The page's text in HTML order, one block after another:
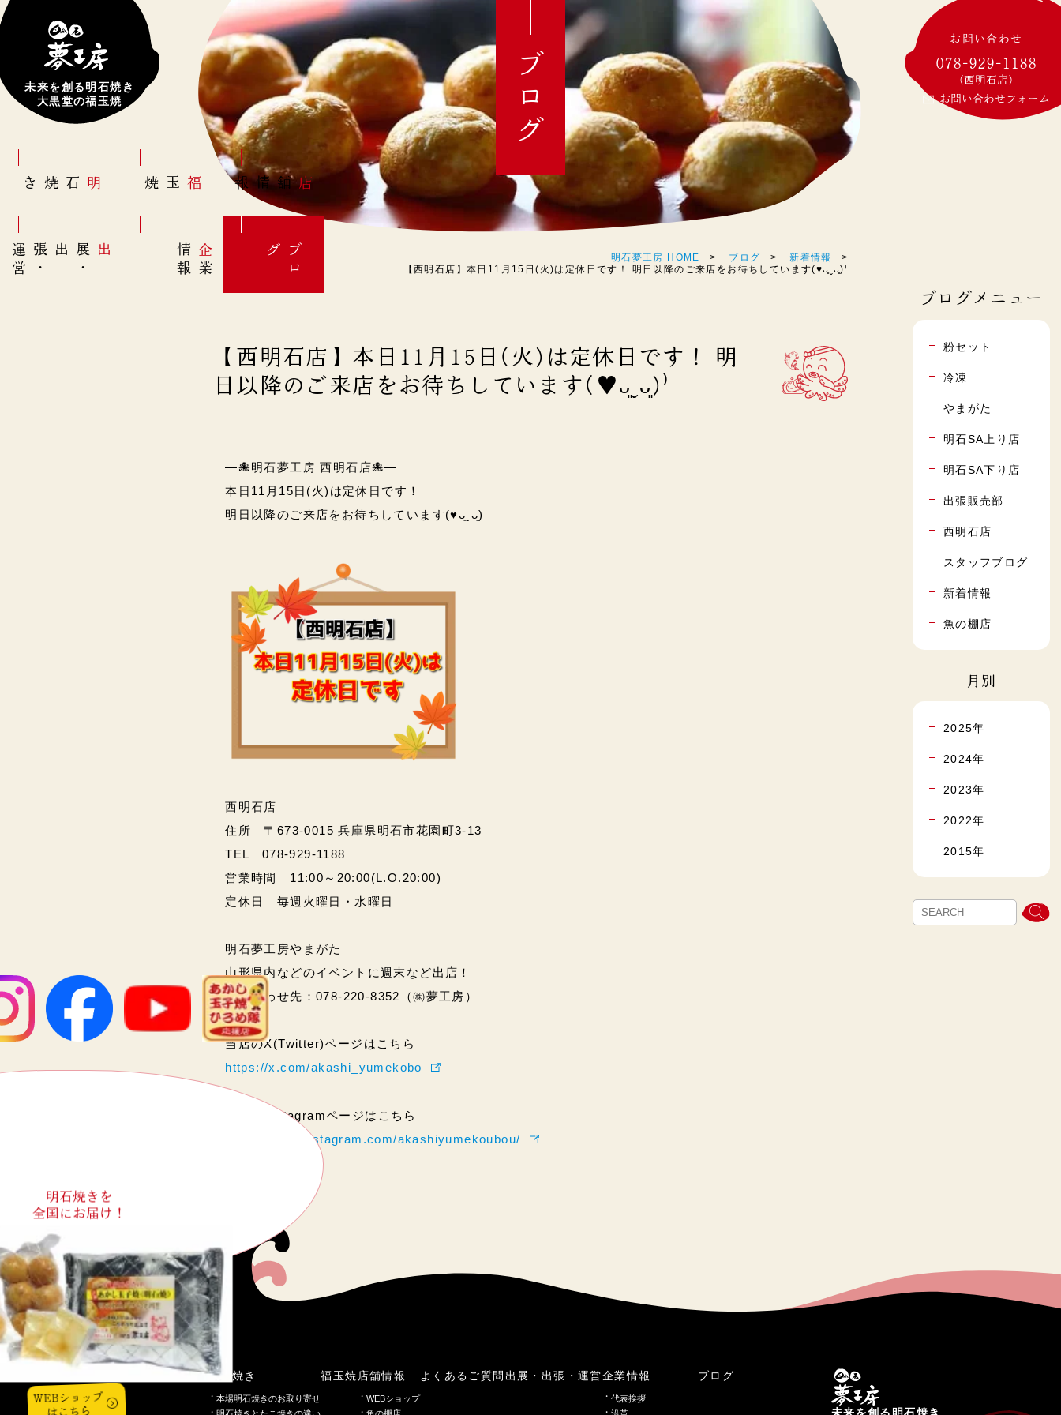
未来を創る明石焼き
大黒堂の福玉焼
明石焼き 福玉焼 店舗情報
出展
・
出張
・
運
営
企
業
情
報
ブ
ロ
グ
明石焼きを
全国にお届け！
WEBショップ
はこちら
ブログ
明石夢工房 HOME ブログ
新着情報
【西明石店】本日11月15日(火)は定休日です！ 明日以降のご来店をお待ちしています(♥︎︎ᴗ͈ˬᴗ͈)⁾
【西明石店】本日11月15日(火)は定休日です！ 明
日以降のご来店をお待ちしています(♥︎︎ᴗ͈ˬᴗ͈)⁾
―🐙明石夢工房 西明石店🐙―
本日11月15日(火)は定休日です！
明日以降のご来店をお待ちしています(♥︎︎ᴗ͈ˬᴗ͈)
西明石店
住所 〒673-0015 兵庫県明石市花園町3-13
TEL 078-929-1188
営業時間 11:00～20:00(L.O.20:00)
定休日 毎週火曜日・水曜日
明石夢工房やまがた
山形県内などのイベントに週末など出店！
問い合わせ先：078-220-8352（㈱夢工房）
当店のX(Twitter)ページはこちら
https://x.com/akashi_yumekobo
当店のInstagramページはこちら
https://www.instagram.com/akashiyumekoubou/
お問い合わせ
078-929-1188
(西明石店)
お問い合わせフォーム
ブログメニュー
粉セット
冷凍
やまがた
明石SA上り店
明石SA下り店
出張販売部
西明石店
スタッフブログ
新着情報
魚の棚店
月別
2025年
2024年
2023年
2022年
2015年
こだわり明石焼き
本場明石焼きのお取り寄せ
福玉焼 店舗情報
WEBショップ
よくあるご質問出展・出張・運営企業情報
代表挨拶
ブログ